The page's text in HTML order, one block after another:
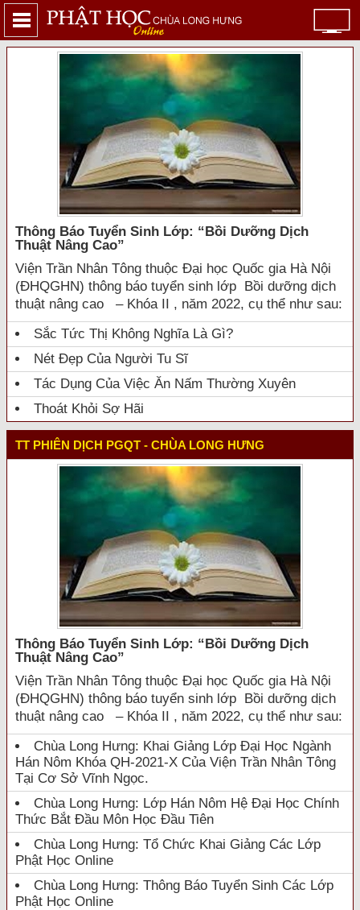
Thông Báo Tuyển Sinh Lớp: “bồi Dưỡng Dịch
Thuật Nâng Cao”
Viện Trần Nhân Tông thuộc Đại học Quốc gia Hà Nội
(ĐHQGHN) thông báo tuyển sinh lớp Bồi dưỡng dịch
thuật nâng cao – Khóa II , năm 2022, cụ thể như sau:
Sắc Tức Thị Không Nghĩa Là Gì?
Nét Đẹp Của Người Tu Sĩ
Tác Dụng Của Việc Ăn Nấm Thường Xuyên
Thoát Khỏi Sợ Hãi
TT PHIÊN DỊCH PGQT - CHÙA LONG HƯNG
Thông Báo Tuyển Sinh Lớp: “bồi Dưỡng Dịch
Thuật Nâng Cao”
Viện Trần Nhân Tông thuộc Đại học Quốc gia Hà Nội
(ĐHQGHN) thông báo tuyển sinh lớp Bồi dưỡng dịch
thuật nâng cao – Khóa II , năm 2022, cụ thể như sau:
Chùa Long Hưng: Khai Giảng Lớp Đại Học Ngành
Hán Nôm Khóa QH-2021-X Của Viện Trần Nhân Tông
Tại Cơ Sở Vĩnh Ngọc.
Chùa Long Hưng: Lớp Hán Nôm Hệ Đại Học Chính
Thức Bắt Đầu Môn Học Đầu Tiên
Chùa Long Hưng: Tổ Chức Khai Giảng Các Lớp
Phật Học Online
Chùa Long Hưng: Thông Báo Tuyển Sinh Các Lớp
Phật Học Online